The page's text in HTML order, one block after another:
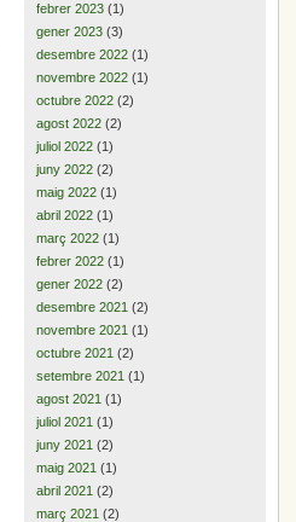
febrer 2023 (1)
gener 2023 (3)
desembre 2022 (1)
novembre 2022 (1)
octubre 2022 (2)
agost 2022 (2)
juliol 2022 (1)
juny 2022 (2)
maig 2022 (1)
abril 2022 (1)
març 2022 (1)
febrer 2022 (1)
gener 2022 (2)
desembre 2021 (2)
novembre 2021 (1)
octubre 2021 (2)
setembre 2021 (1)
agost 2021 (1)
juliol 2021 (1)
juny 2021 (2)
maig 2021 (1)
abril 2021 (2)
març 2021 (2)